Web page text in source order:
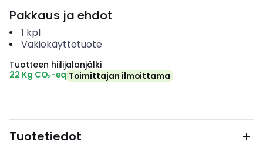
Pakkaus ja ehdot
1 kpl
Vakiokäyttötuote
Tuotteen hiilijalanjälki
22 Kg CO₂-eq Toimittajan ilmoittama
Tuotetiedot